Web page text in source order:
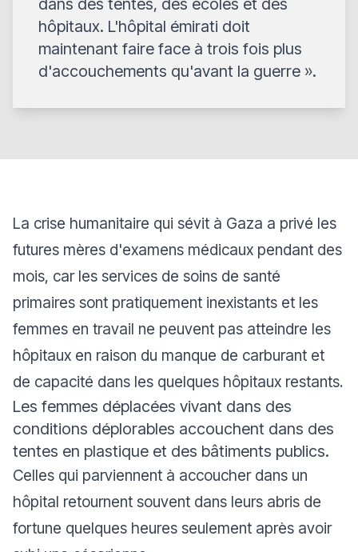
hôpitaux. L'hôpital émirati doit
maintenant faire face à trois fois plus
d'accouchements qu'avant la guerre ».
La crise humanitaire qui sévit à Gaza a privé les
futures mères d'examens médicaux pendant des
mois, car les services de soins de santé
primaires sont pratiquement inexistants et les
femmes en travail ne peuvent pas atteindre les
hôpitaux en raison du manque de carburant et
de capacité dans les quelques hôpitaux restants.
Les femmes déplacées vivant dans des
conditions déplorables accouchent dans des
tentes en plastique et des bâtiments publics.
Celles qui parviennent à accoucher dans un
hôpital retournent souvent dans leurs abris de
fortune quelques heures seulement après avoir